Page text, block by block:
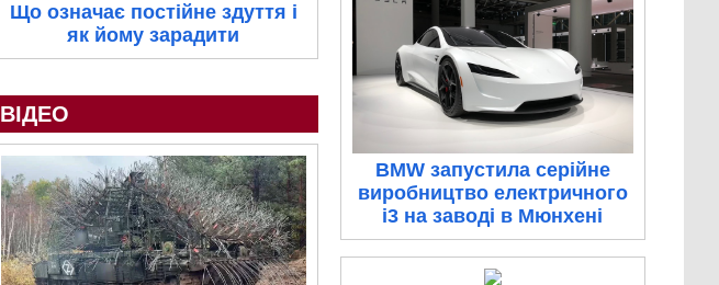
Що означає постійне здуття і
як йому зарадити
ВІДЕО
BMW запустила серійне
виробництво електричного
i3 на заводі в Мюнхені